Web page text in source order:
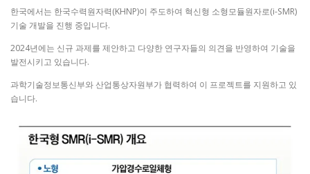
한국에서는 한국수력원자력(KHNP)이 주도하여 혁신형 소형모듈원자로(i-SMR)
기술 개발을 진행 중입니다.
2024년에는 신규 과제를 제안하고 다양한 연구자들의 의견을 반영하여 기술을
발전시키고 있습니다.
과학기술정보통신부와 산업통상자원부가 협력하여 이 프로젝트를 지원하고 있
습니다​.